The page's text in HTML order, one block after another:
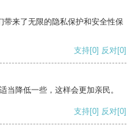
来了无限的隐私保护和安全性保
支持[0] 反对[0]
当降低一些，这样会更加亲民。
支持[0] 反对[0]